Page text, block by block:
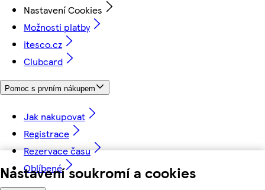
Nastavení soukromí a cookies
Nastavení Cookies
Možnosti platby
itesco.cz
Clubcard
Pomoc s prvním nákupem
Jak nakupovat
Registrace
Rezervace času
Oblíbené